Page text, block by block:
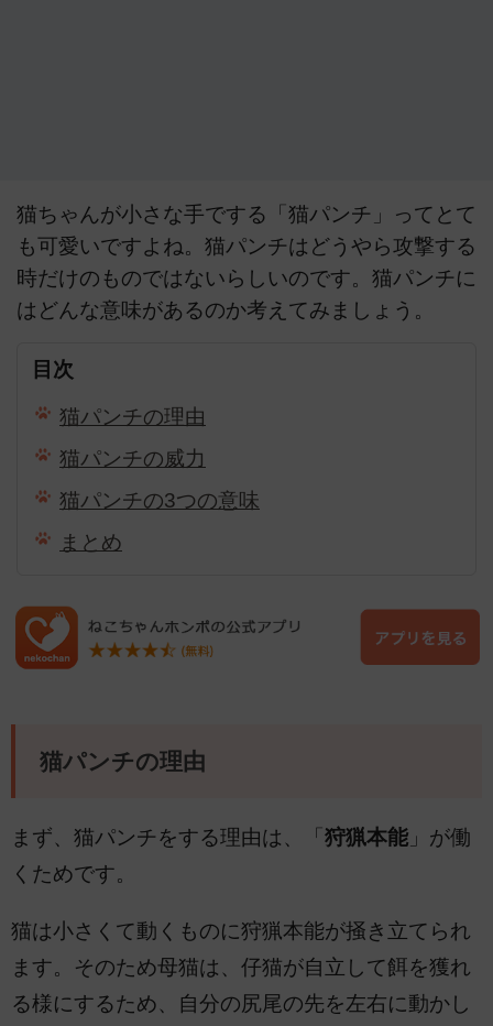
猫ちゃんが小さな手でする「猫パンチ」ってとて
も可愛いですよね。猫パンチはどうやら攻撃する
時だけのものではないらしいのです。猫パンチに
はどんな意味があるのか考えてみましょう。
目次
猫パンチの理由
猫パンチの威力
猫パンチの3つの意味
まとめ
猫パンチの理由
まず、猫パンチをする理由は、「 狩猟本能 」が働
くためです。
猫は小さくて動くものに狩猟本能が掻き立てられ
ます。そのため母猫は、仔猫が自立して餌を獲れ
る様にするため、自分の尻尾の先を左右に動かし